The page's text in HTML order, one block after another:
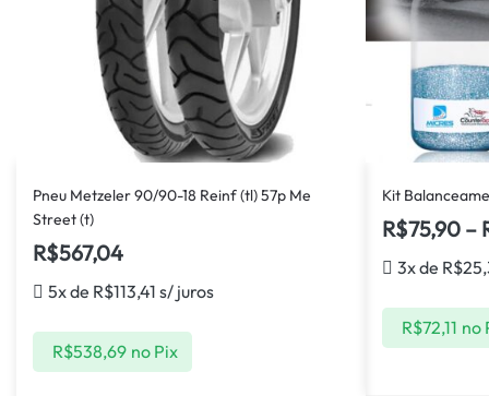
Pneu Metzeler 90/90-18 Reinf (tl) 57p Me
Street (t)
R$567,04
5x de R$113,41 s/ juros
R$538,69 no Pix
Kit
R$75,90 –
3x de R$
R$72,11 no